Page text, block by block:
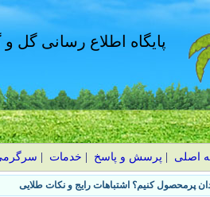
پایگاه اطلاع رسانی گل و
اصلی پرسش و پاسخ خدمات
پرمحصول کنیم؟ اشتباهات رایج و نکات طلایی